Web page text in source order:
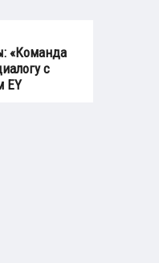
«Команда
с
EY